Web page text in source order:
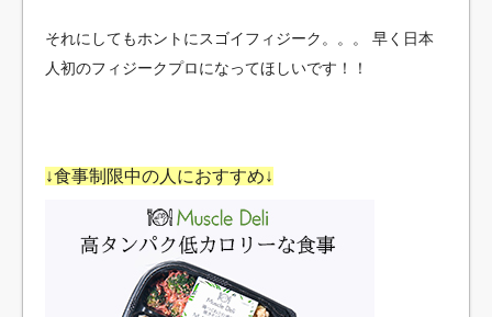
それにしてもホントにスゴイフィジーク。。。
早く日本
人初のフィジークプロになってほしいです！！
↓食事制限中の人におすすめ↓